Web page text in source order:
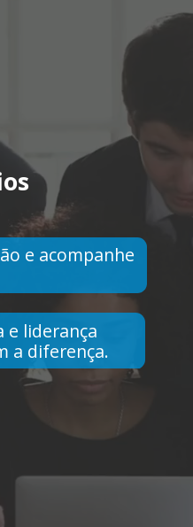
e acompanhe
e liderança
a diferença.